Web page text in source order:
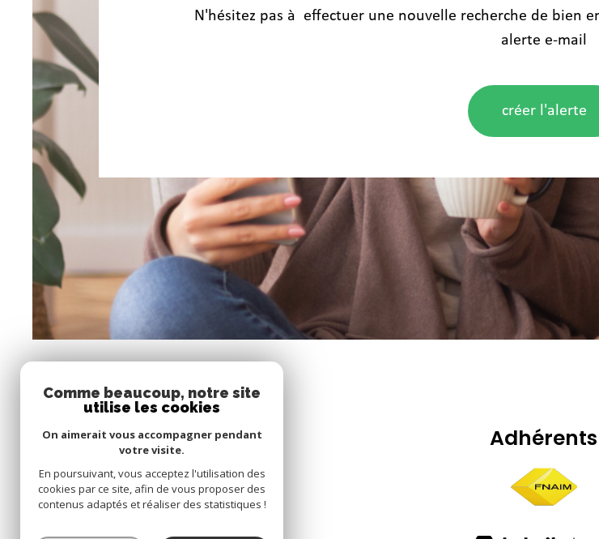
N'hésitez pas à effectuer une nouvelle recherche de bien
alerte e-mail
créer l'alerte
Adhérents
Comme beaucoup, notre site
utilise les cookies
On aimerait vous accompagner pendant
votre visite.
En poursuivant, vous acceptez l'utilisation des
cookies par ce site, afin de vous proposer des
contenus adaptés et réaliser des statistiques !